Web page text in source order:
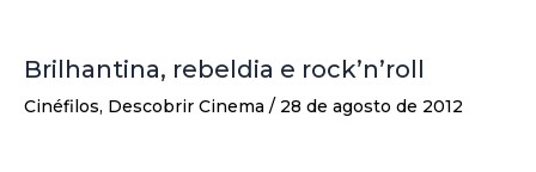
Brilhantina, rebeldia e rock’n’roll
Cinéfilos, Descobrir Cinema / 28 de agosto de 2012